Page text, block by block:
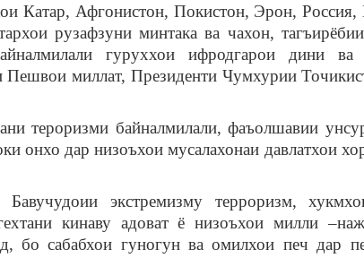
Катар, Афгонистон, Покистон, Эрон, Россия,
рузафзуни минтака ва чахон,
гуруххои ифродгарои дини ва
миллат, Президенти Чумхурии
тероризми байналмилали, фаъолшавии
онхо дар низоъхои мусалахонаи давлатхои
экстремизму терроризм,
кинаву адоват ё низоъхои милли
бо сабабхои гуногун ва омилхои печ дар